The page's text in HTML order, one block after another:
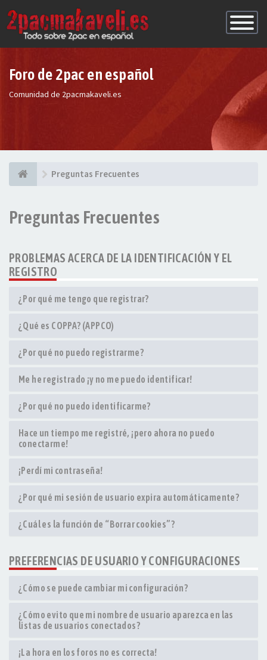
de
Foro de 2pac en español
Comunidad de 2pacmakaveli.es
Preguntas Frecuentes
Preguntas Frecuentes
PROBLEMAS ACERCA DE LA IDENTIFICACIÓN Y EL
REGISTRO
¿Por qué me tengo que registrar?
¿Qué es COPPA? (APPCO)
¿Por qué no puedo registrarme?
Me he registrado ¡y no me puedo identificar!
¿Por qué no puedo identificarme?
Hace un tiempo me registré, ¡pero ahora no puedo
conectarme!
¡Perdí mi contraseña!
¿Por qué mi sesión de usuario expira automáticamente?
¿Cuál es la función de “Borrar cookies”?
PREFERENCIAS DE USUARIO Y CONFIGURACIONES
¿Cómo se puede cambiar mi configuración?
¿Cómo evito que mi nombre de usuario aparezca en las
listas de usuarios conectados?
¡La hora en los foros no es correcta!